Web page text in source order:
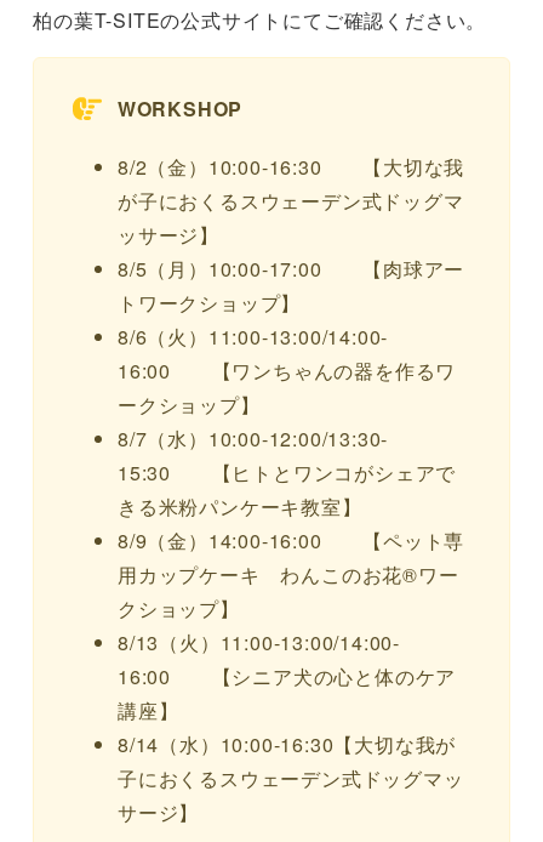
柏の葉T-SITEの公式サイトにてご確認ください。
WORKSHOP
8/2（金）10:00-16:30 【大切な我
が子におくるスウェーデン式ドッグマ
ッサージ】
8/5（月）10:00-17:00 【肉球アー
トワークショップ】
8/6（火）11:00-13:00/14:00-
16:00 【ワンちゃんの器を作るワ
ークショップ】
8/7（水）10:00-12:00/13:30-
15:30 【ヒトとワンコがシェアで
きる米粉パンケーキ教室】
8/9（金）14:00-16:00 【ペット専
用カップケーキ わんこのお花®ワー
クショップ】
8/13（火）11:00-13:00/14:00-
16:00 【シニア犬の心と体のケア
講座】
8/14（水）10:00-16:30【大切な我が
子におくるスウェーデン式ドッグマッ
サージ】